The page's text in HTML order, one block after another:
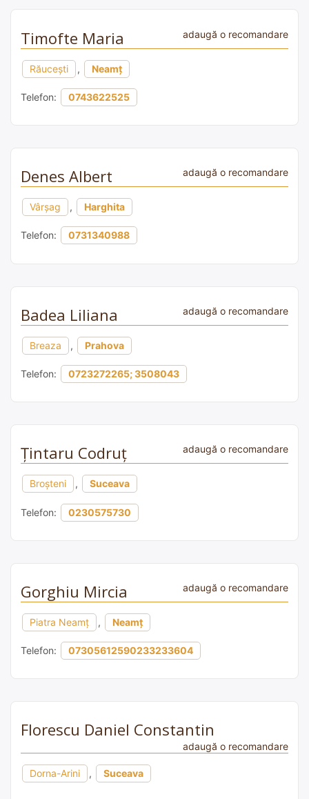
Timofte Maria adaugă o recomandare
Răucești , Neamț
Telefon: 0743622525
Denes Albert adaugă o recomandare
Vârșag , Harghita
Telefon: 0731340988
Badea Liliana adaugă o recomandare
Breaza , Prahova
Telefon: 0723272265; 3508043
Ţintaru Codruț adaugă o recomandare
Broșteni , Suceava
Telefon: 0230575730
Gorghiu Mircia adaugă o recomandare
Piatra Neamț , Neamț
Telefon: 07305612590233233604
Florescu Daniel Constantin
adaugă o recomandare
Dorna-Arini , Suceava